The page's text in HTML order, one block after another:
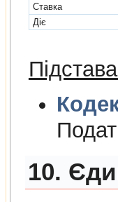
Cтавка
Діє
10.